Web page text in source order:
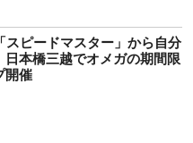
スピードマスター」から自分
日本橋三越でオメガの期間限
開催